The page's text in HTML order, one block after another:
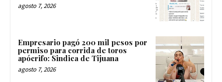
agosto 7, 2026
Empresario pagó 200 mil pesos por
permiso para corrida de toros
apócrifo: Sindica de Tijuana
agosto 7, 2026